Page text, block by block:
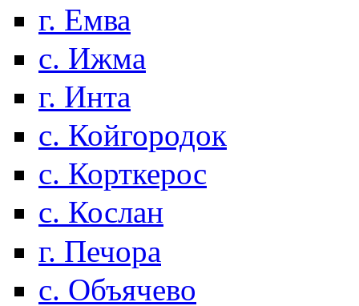
г. Емва
с. Ижма
г. Инта
с. Койгородок
с. Корткерос
с. Кослан
г. Печора
с. Объячево